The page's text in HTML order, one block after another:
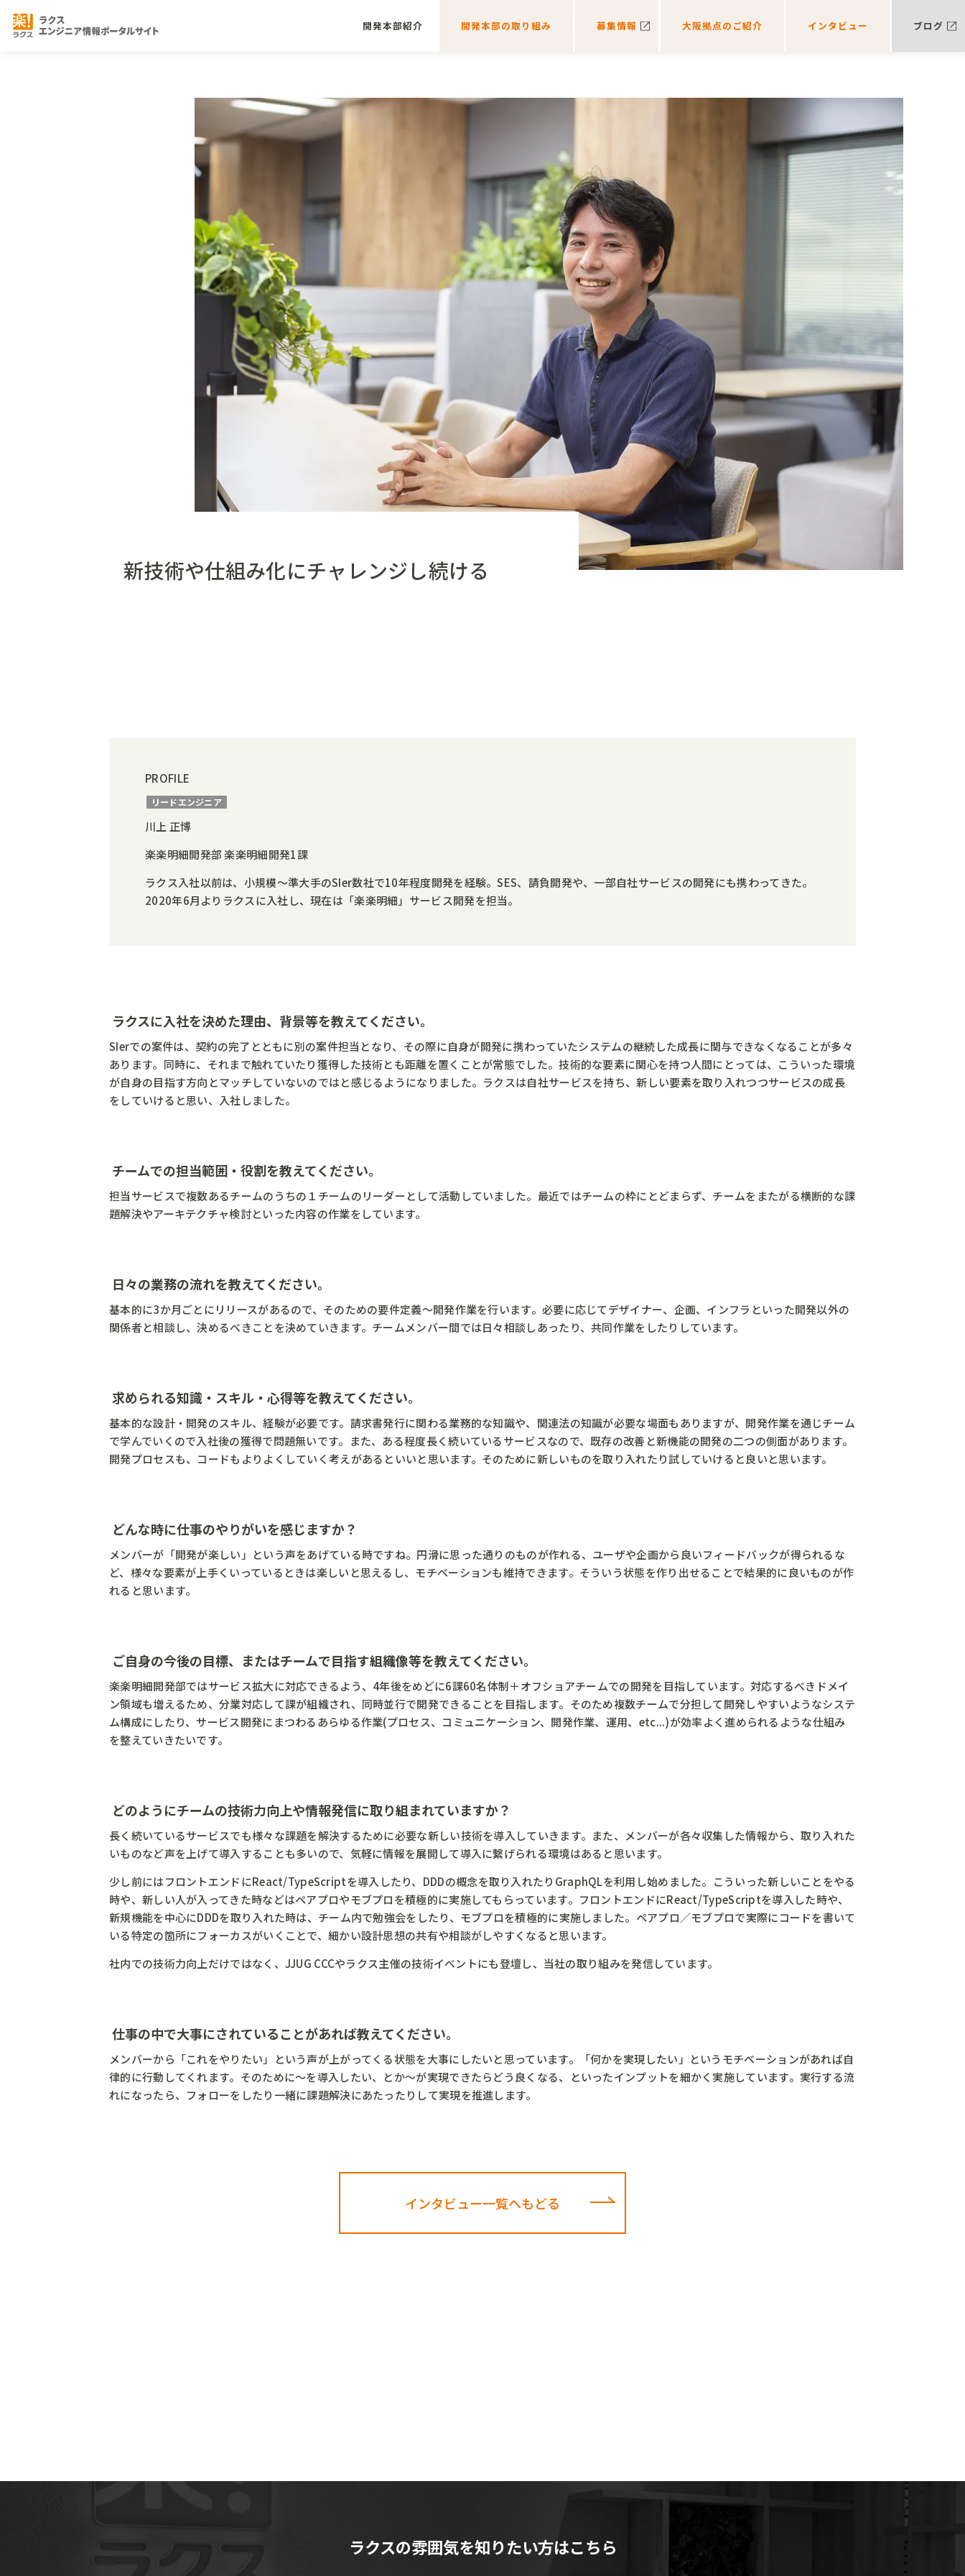
開発本部紹介 開発本部の取り組み 募集情報 大阪拠点のご紹介 インタビュー ブログ
新技術や仕組み化にチャレンジし続ける
PROFILE
リードエンジニア
川上 正博
楽楽明細開発部 楽楽明細開発1課
ラクス入社以前は、小規模～準大手のSIer数社で10年程度開発を経験。SES、請負開発や、一部自社サービスの開発にも携わってきた。
2020年6月よりラクスに入社し、現在は「楽楽明細」サービス開発を担当。
ラクスに入社を決めた理由、背景等を教えてください。
SIerでの案件は、契約の完了とともに別の案件担当となり、その際に自身が開発に携わっていたシステムの継続した成長に関与できなくなることが多々
あります。同時に、それまで触れていたり獲得した技術とも距離を置くことが常態でした。技術的な要素に関心を持つ人間にとっては、こういった環境
が自身の目指す方向とマッチしていないのではと感じるようになりました。ラクスは自社サービスを持ち、新しい要素を取り入れつつサービスの成長
をしていけると思い、入社しました。
チームでの担当範囲・役割を教えてください。
担当サービスで複数あるチームのうちの１チームのリーダーとして活動していました。最近ではチームの枠にとどまらず、チームをまたがる横断的な課
題解決やアーキテクチャ検討といった内容の作業をしています。
日々の業務の流れを教えてください。
基本的に3か月ごとにリリースがあるので、そのための要件定義〜開発作業を行います。必要に応じてデザイナー、企画、インフラといった開発以外の
関係者と相談し、決めるべきことを決めていきます。チームメンバー間では日々相談しあったり、共同作業をしたりしています。
求められる知識・スキル・心得等を教えてください。
基本的な設計・開発のスキル、経験が必要です。請求書発行に関わる業務的な知識や、関連法の知識が必要な場面もありますが、開発作業を通じチーム
で学んでいくので入社後の獲得で問題無いです。また、ある程度長く続いているサービスなので、既存の改善と新機能の開発の二つの側面があります。
開発プロセスも、コードもよりよくしていく考えがあるといいと思います。そのために新しいものを取り入れたり試していけると良いと思います。
― どんな時に仕事のやりがいを感じますか？
メンバーが「開発が楽しい」という声をあげている時ですね。円滑に思った通りのものが作れる、ユーザや企画から良いフィードバックが得られるな
ど、様々な要素が上手くいっているときは楽しいと思えるし、モチベーションも維持できます。そういう状態を作り出せることで結果的に良いものが作
れると思います。
― ご自身の今後の目標、またはチームで目指す組織像等を教えてください。
楽楽明細開発部ではサービス拡大に対応できるよう、4年後をめどに6課60名体制＋オフショアチームでの開発を目指しています。対応するべきドメイ
ン領域も増えるため、分業対応して課が組織され、同時並行で開発できることを目指します。そのため複数チームで分担して開発しやすいようなシステ
ム構成にしたり、サービス開発にまつわるあらゆる作業(プロセス、コミュニケーション、開発作業、運用、etc...)が効率よく進められるような仕組み
を整えていきたいです。
― どのようにチームの技術力向上や情報発信に取り組まれていますか？
長く続いているサービスでも様々な課題を解決するために必要な新しい技術を導入していきます。また、メンバーが各々収集した情報から、取り入れた
いものなど声を上げて導入することも多いので、気軽に情報を展開して導入に繋げられる環境はあると思います。
少し前にはフロントエンドにReact/TypeScriptを導入したり、DDDの概念を取り入れたりGraphQLを利用し始めました。こういった新しいことをやる
時や、新しい人が入ってきた時などはペアプロやモブプロを積極的に実施してもらっています。フロントエンドにReact/TypeScriptを導入した時や、
新規機能を中心にDDDを取り入れた時は、チーム内で勉強会をしたり、モブプロを積極的に実施しました。ペアプロ／モブプロで実際にコードを書いて
いる特定の箇所にフォーカスがいくことで、細かい設計思想の共有や相談がしやすくなると思います。
社内での技術力向上だけではなく、JJUG CCCやラクス主催の技術イベントにも登壇し、当社の取り組みを発信しています。
仕事の中で大事にされていることがあれば教えてください。
メンバーから「これをやりたい」という声が上がってくる状態を大事にしたいと思っています。「何かを実現したい」というモチベーションがあれば自
律的に行動してくれます。そのために～を導入したい、とか～が実現できたらどう良くなる、といったインプットを細かく実施しています。実行する流
れになったら、フォローをしたり一緒に課題解決にあたったりして実現を推進します。
インタビュー一覧へもどる
ラクスの雰囲気を知りたい方はこちら